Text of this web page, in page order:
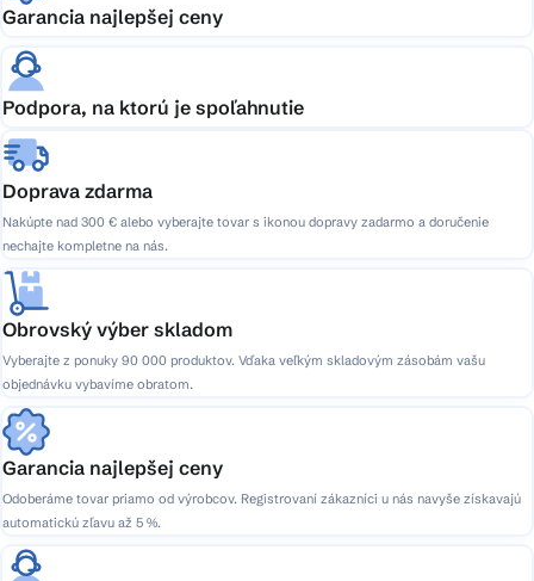
Garancia najlepšej ceny
Podpora, na ktorú je spoľahnutie
Doprava zdarma
Nakúpte nad 300 € alebo vyberajte tovar s ikonou dopravy zadarmo a doručenie
nechajte kompletne na nás.
Obrovský výber skladom
Vyberajte z ponuky 90 000 produktov. Vďaka veľkým skladovým zásobám vašu
objednávku vybavíme obratom.
Garancia najlepšej ceny
Odoberáme tovar priamo od výrobcov. Registrovaní zákazníci u nás navyše získavajú
automatickú zľavu až 5 %.